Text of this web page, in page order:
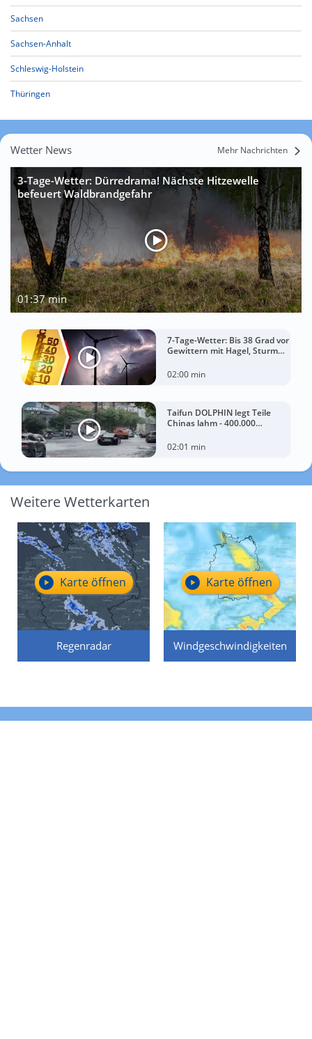
Sachsen
Sachsen-Anhalt
Schleswig-Holstein
Thüringen
Wetter News Mehr Nachrichten
3-Tage-Wetter: Dürredrama! Nächste Hitzewelle
befeuert Waldbrandgefahr
01:37 min
7-Tage-Wetter: Bis 38 Grad vor
Gewittern mit Hagel, Sturm
02:00 min
Taifun DOLPHIN legt Teile
Chinas lahm - 400.000
verlassen
02:01 min
Weitere Wetterkarten
Regenradar
Karte öffnen
Windgeschwindigkeiten
Karte öffnen